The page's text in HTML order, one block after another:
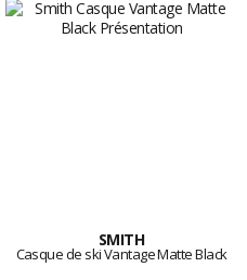
SMITH
Casque de ski Vantage Matte Black